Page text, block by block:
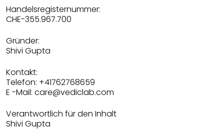
Handelsregisternummer:
CHE-355.967.700
Gründer:
Shivi Gupta
Kontakt:
Telefon: +41762768659
E -Mail: care@vediclab.com
Verantwortlich für den Inhalt
Shivi Gupta